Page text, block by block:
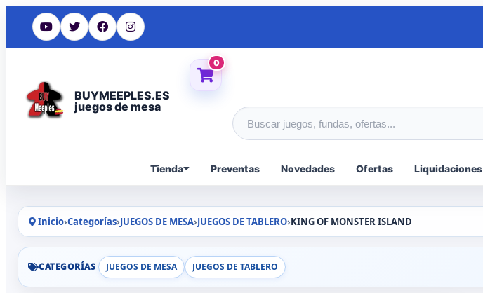
BUYMEEPLES.ES
juegos de mesa
0
Buscar productos
Tienda Preventas Novedades Ofertas Liquidaciones
Inicio›Categorías›JUEGOS DE MESA›JUEGOS DE TABLERO›KING OF MONSTER ISLAND
CATEGORÍAS JUEGOS DE MESA JUEGOS DE TABLERO